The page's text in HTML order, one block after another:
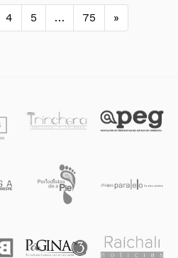
de entradas
4 5 … 75 »